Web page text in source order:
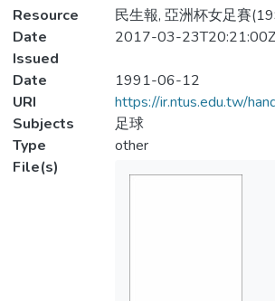
Resource
民生報, 亞洲杯女足賽
Date
Issued
2017-03-23T20:21:00Z
Date
1991-06-12
URI
https://ir.ntus.edu.tw/
Subjects
足球
Type
other
File(s)